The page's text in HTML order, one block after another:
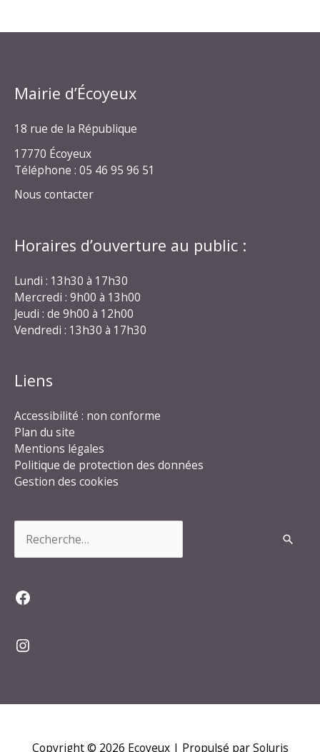
Mairie d’Écoyeux
18 rue de la République
17770 Écoyeux
Téléphone : 05 46 95 96 51
Nous contacter
Horaires d’ouverture au public :
Lundi : 13h30 à 17h30
Mercredi : 9h00 à 13h00
Jeudi : de 9h00 à 12h00
Vendredi : 13h30 à 17h30
Liens
Accessibilité : non conforme
Plan du site
Mentions légales
Politique de protection des données
Gestion des cookies
Facebook
Instagram
Copyright © 2026 Ecoyeux| Propulsé par Soluris